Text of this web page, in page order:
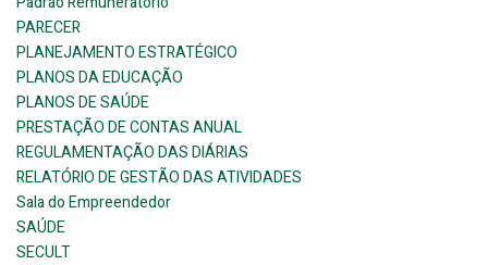
PARECER
PLANEJAMENTO ESTRATÉGICO
PLANOS DA EDUCAÇÃO
PLANOS DE SAÚDE
PRESTAÇÃO DE CONTAS ANUAL
REGULAMENTAÇÃO DAS DIÁRIAS
RELATÓRIO DE GESTÃO DAS ATIVIDADES
Sala do Empreendedor
SAÚDE
SECULT